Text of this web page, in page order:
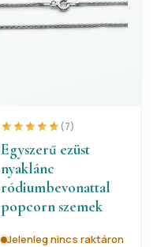
(7)
Egyszerű ezüst
nyaklánc
ródiumbevonattal
popcorn szemek
Jelenleg nincs raktáron